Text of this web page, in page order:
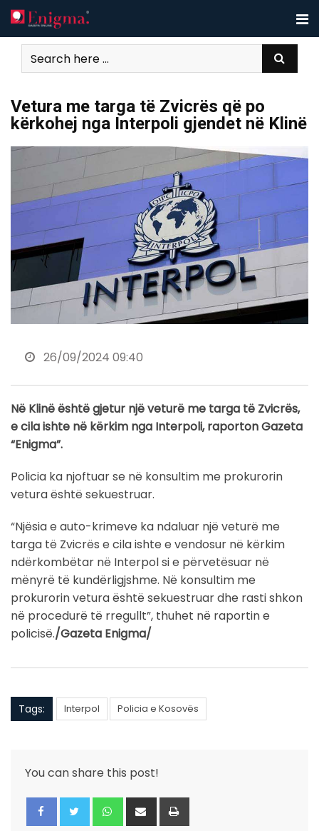
Skip
to
content
Vetura me targa të Zvicrës që po
kërkohej nga Interpoli gjendet në Klinë
26/09/2024 09:40
Në Klinë është gjetur një veturë me targa të Zvicrës,
e cila ishte në kërkim nga Interpoli, raporton Gazeta
“Enigma”.
Policia ka njoftuar se në konsultim me prokurorin
vetura është sekuestruar.
“Njësia e auto-krimeve ka ndaluar një veturë me
targa të Zvicrës e cila ishte e vendosur në kërkim
ndërkombëtar në Interpol si e përvetësuar në
mënyrë të kundërligjshme. Në konsultim me
prokurorin vetura është sekuestruar dhe rasti shkon
në procedurë të rregullt”, thuhet në raportin e
policisë./Gazeta Enigma/
Tags: Interpol Policia e Kosovës
You can share this post!
Whatsapp
Share
via